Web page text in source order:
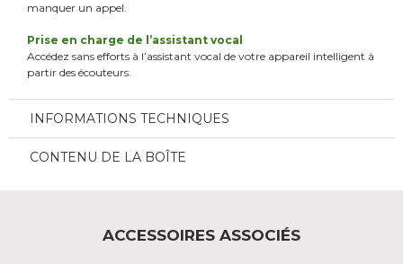
manquer un appel.
Prise en charge de l’assistant vocal
Accédez sans efforts à l’assistant vocal de votre appareil intelligent à
partir des écouteurs.
INFORMATIONS TECHNIQUES
CONTENU DE LA BOÎTE
ACCESSOIRES ASSOCIÉS